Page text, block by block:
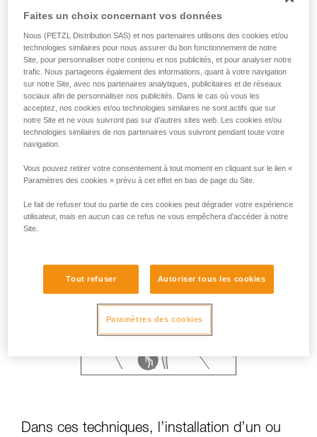
Dans ces techniques, l’installation d’un ou
Faites un choix concernant vos données
Nous (PETZL Distribution SAS) et nos partenaires utilisons des cookies et/ou
technologies similaires pour nous assurer du bon fonctionnement de notre
Site, pour personnaliser notre contenu et nos publicités, et pour analyser notre
trafic. Nous partageons également des informations, quant à votre navigation
sur notre Site, avec nos partenaires analytiques, publicitaires et de réseaux
sociaux afin de personnaliser nos publicités. Dans le cas où vous les
acceptez, nos cookies et/ou technologies similaires ne sont actifs que sur
notre Site et ne vous suivront pas sur d’autres sites web. Les cookies et/ou
technologies similaires de nos partenaires vous suivront pendant toute votre
navigation.
Vous pouvez retirer votre consentement à tout moment en cliquant sur le lien «
Paramètres des cookies » prévu à cet effet en bas de page du Site.
Le fait de refuser tout ou partie de ces cookies peut dégrader votre expérience
utilisateur, mais en aucun cas ce refus ne vous empêchera d’accéder à notre
Site.
Tout refuser Autoriser tous les cookies
Paramètres des cookies